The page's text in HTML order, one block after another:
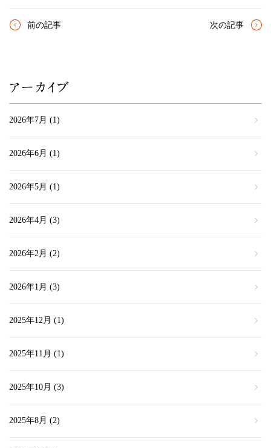
前の記事 次の記事
アーカイブ
2026年7月 (1)
2026年6月 (1)
2026年5月 (1)
2026年4月 (3)
2026年2月 (2)
2026年1月 (3)
2025年12月 (1)
2025年11月 (1)
2025年10月 (3)
2025年8月 (2)